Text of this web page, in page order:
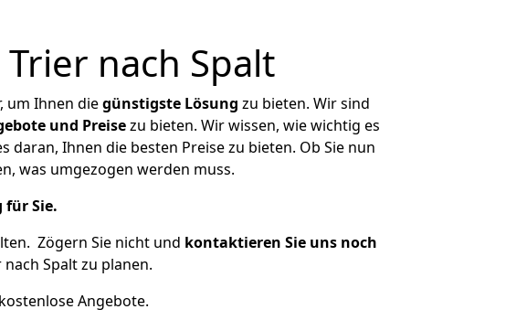
nach Spalt
um Ihnen diegünstigste Lösung zu bieten. Wir sind
und Preisezu bieten. Wir wissen, wie wichtig es
Ihnen die besten Preise zu bieten. Ob Sie nun
was umgezogen werden muss.
für Sie.
Zögern Sie nicht und kontaktieren Sie uns noch
Spalt zu planen.
Angebote.